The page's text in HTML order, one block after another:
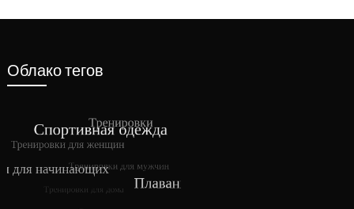
Облако тегов